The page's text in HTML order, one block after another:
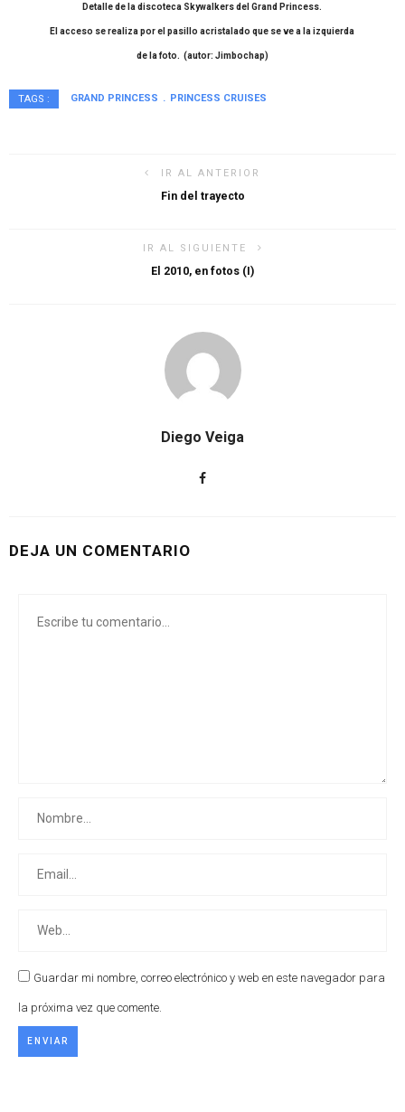
Detalle de la discoteca Skywalkers del Grand Princess.
El acceso se realiza por el pasillo acristalado que se ve a la izquierda
de la foto. (autor: Jimbochap)
TAGS : GRAND PRINCESS PRINCESS CRUISES
IR AL ANTERIOR
Fin del trayecto
IR AL SIGUIENTE
El 2010, en fotos (I)
Diego Veiga
DEJA UN COMENTARIO
Guardar mi nombre, correo electrónico y web en este navegador para
la próxima vez que comente.